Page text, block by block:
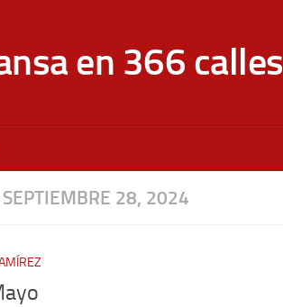
en 366 calles
SEPTIEMBRE 28, 2024